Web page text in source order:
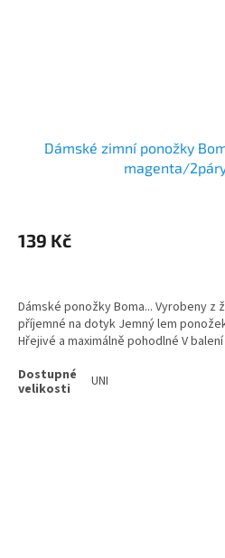
Dámské zimní ponožky
magenta/
139 Kč
Dámské ponožky Boma... Vyrobeny z
příjemné na dotyk Jemný lem
Hřejivé a maximálně pohodlné V balení
UNI